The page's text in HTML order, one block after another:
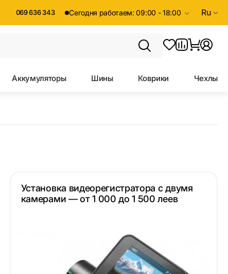
069 636 343 Сегодня работаем: 09:00 - 18:00 Ru
Аккумуляторы Шины Коврики Чехлы
Установка видеорегистратора с двумя
камерами — от 1 000 до 1 500 леев